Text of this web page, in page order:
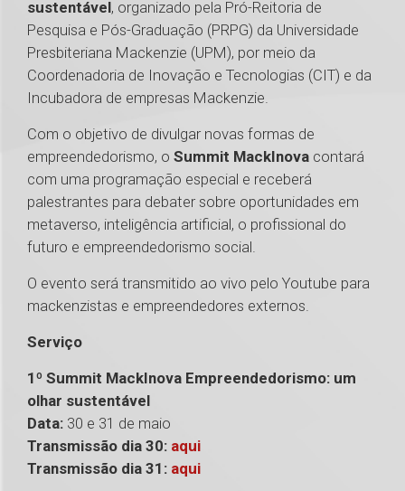
sustentável, organizado pela Pró-Reitoria de
Pesquisa e Pós-Graduação (PRPG) da Universidade
Presbiteriana Mackenzie (UPM), por meio da
Coordenadoria de Inovação e Tecnologias (CIT) e da
Incubadora de empresas Mackenzie.
Com o objetivo de divulgar novas formas de
empreendedorismo, o Summit MackInova contará
com uma programação especial e receberá
palestrantes para debater sobre oportunidades em
metaverso, inteligência artificial, o profissional do
futuro e empreendedorismo social.
O evento será transmitido ao vivo pelo Youtube para
mackenzistas e empreendedores externos.
Serviço
1º Summit MackInova Empreendedorismo: um
olhar sustentável
Data: 30 e 31 de maio
Transmissão dia 30: aqui
Transmissão dia 31: aqui1